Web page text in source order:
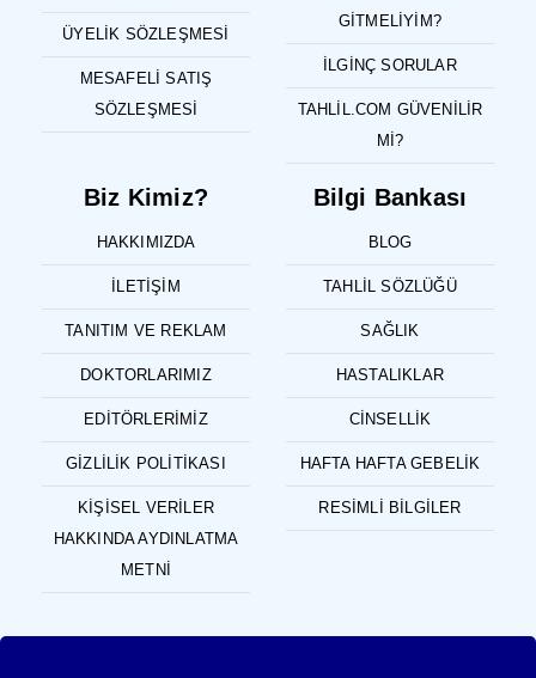
ÜYELIK SÖZLEŞMESI
MESAFELI SATIŞ
SÖZLEŞMESI
GITMELIYIM?
İLGINÇ SORULAR
TAHLIL.COM GÜVENILIR
MI?
Biz Kimiz?
HAKKIMIZDA
İLETIŞIM
TANITIM VE REKLAM
DOKTORLARIMIZ
EDITÖRLERIMIZ
GIZLILIK POLITIKASI
KIŞISEL VERILER
HAKKINDA AYDINLATMA
METNI
Bilgi Bankası
BLOG
TAHLIL SÖZLÜĞÜ
SAĞLIK
HASTALIKLAR
CINSELLIK
HAFTA HAFTA GEBELIK
RESIMLI BILGILER